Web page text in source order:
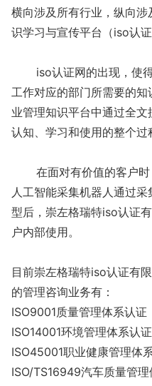
横向涉及所有行业，纵向
识学习与宣传平台（iso认
iso认证网的出现，使得
工作对应的部门所需要的
业管理知识平台中通过全
认知、学习和使用的整个过
在面对有价值的客户时
人工智能采集机器人通过
型后，崇左格瑞特iso认证
户内部使用。
目前崇左格瑞特iso认证有
的管理咨询业务有：
ISO9001质量管理体系认证
ISO14001环境管理体系认证
ISO45001职业健康管理体
ISO/TS16949汽车质量管理